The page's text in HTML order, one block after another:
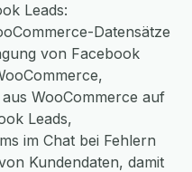
Leads:
Datensätze
von Facebook
WooCommerce auf
Leads,
im Chat bei Fehlern
Kundendaten, damit